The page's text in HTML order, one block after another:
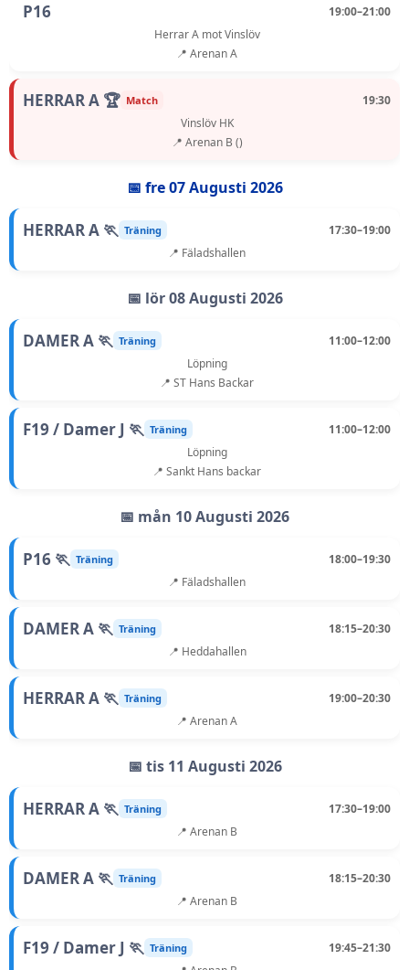
P16
19:00–21:00
Herrar A mot Vinslöv
📍 Arenan A
HERRAR A 🏆 Match
19:30
Vinslöv HK
📍 Arenan B ()
📅 fre 07 Augusti 2026
HERRAR A 🏃 Träning
17:30–19:00
📍 Fäladshallen
📅 lör 08 Augusti 2026
DAMER A 🏃 Träning
11:00–12:00
Löpning
📍 ST Hans Backar
F19 / Damer J 🏃 Träning
11:00–12:00
Löpning
📍 Sankt Hans backar
📅 mån 10 Augusti 2026
P16 🏃 Träning
18:00–19:30
📍 Fäladshallen
DAMER A 🏃 Träning
18:15–20:30
📍 Heddahallen
HERRAR A 🏃 Träning
19:00–20:30
📍 Arenan A
📅 tis 11 Augusti 2026
HERRAR A 🏃 Träning
17:30–19:00
📍 Arenan B
DAMER A 🏃 Träning
18:15–20:30
📍 Arenan B
F19 / Damer J 🏃 Träning
19:45–21:30